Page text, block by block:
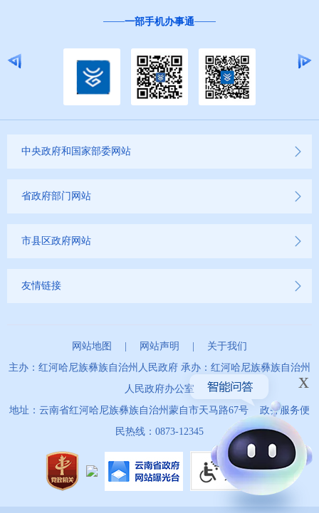
一部手机办事通
中央政府和国家部委网站
省政府部门网站
市县区政府网站
友情链接
网站地图 网站声明
关于我们
主办：红河哈尼族彝族自治州人民政府 承办：红河哈尼族彝族自治州
人民政府办公室
地址：云南省红河哈尼族彝族自治州蒙自市天马路67号 政务服务便
民热线：0873-12345
x